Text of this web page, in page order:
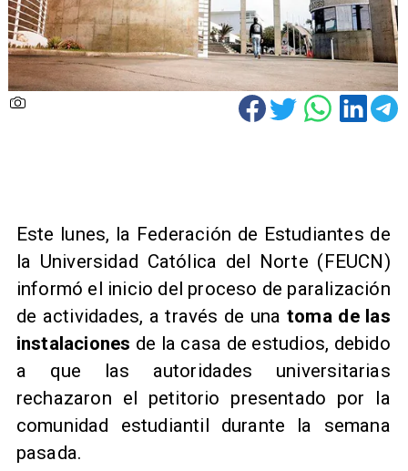
Este lunes, la Federación de Estudiantes de
la Universidad Católica del Norte (FEUCN)
informó el inicio del proceso de paralización
de actividades, a través de una toma de las
instalaciones de la casa de estudios, debido
a que las autoridades universitarias
rechazaron el petitorio presentado por la
comunidad estudiantil durante la semana
pasada.